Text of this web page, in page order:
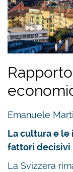
Emanuele
La cultura e
fattori decisivi
La Svizzera